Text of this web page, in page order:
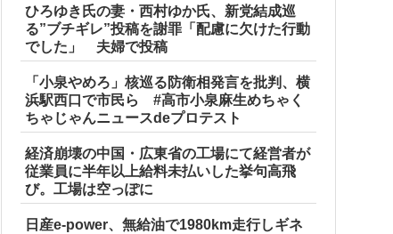
ひろゆき氏の妻・西村ゆか氏、新党結成巡
る”ブチギレ”投稿を謝罪「配慮に欠けた行動
でした」 夫婦で投稿
「小泉やめろ」核巡る防衛相発言を批判、横
浜駅西口で市民ら #高市小泉麻生めちゃく
ちゃじゃんニュースdeプロテスト
経済崩壊の中国・広東省の工場にて経営者が
従業員に半年以上給料未払いした挙句高飛
び。工場は空っぽに
日産e-power、無給油で1980km走行しギネ